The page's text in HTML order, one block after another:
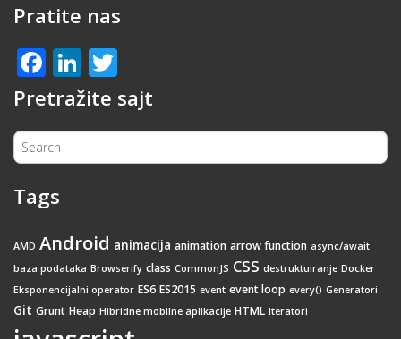
Pratite nas
Facebook
LinkedIn
Pretražite sajt
Tags
AMD Android animacija animation arrow function async/await
baza podataka Browserify class CommonJS CSS destruktuiranje Docker
Eksponencijalni operator ES6 ES2015 event event loop every() Generatori
Git Grunt Heap Hibridne mobilne aplikacije HTML Iteratori